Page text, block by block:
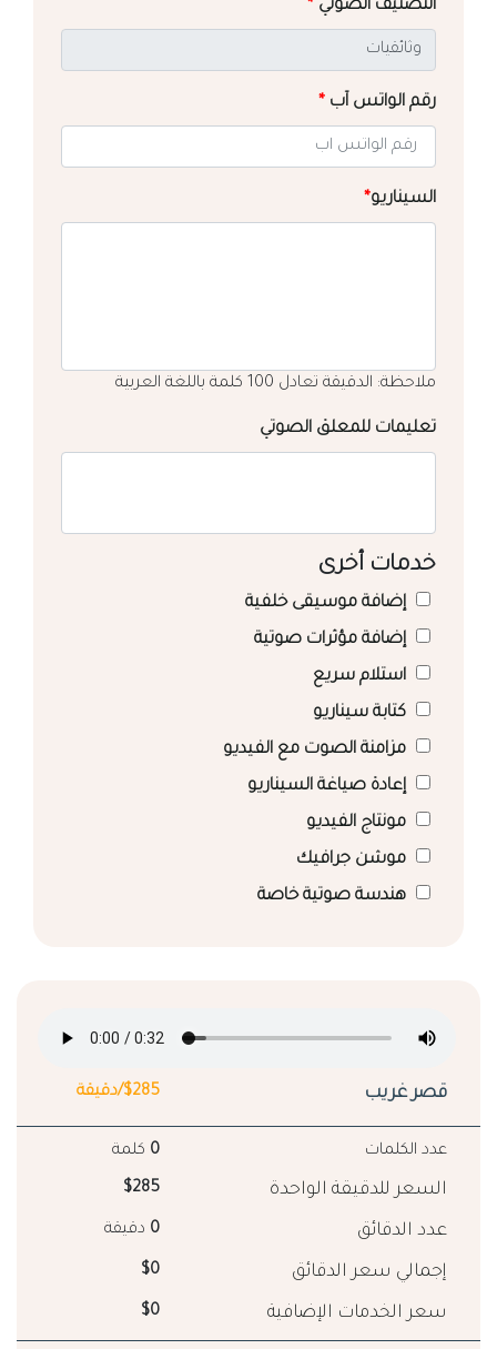
التصنيف الصوتي *
رقم الواتس آب *
السيناريو*
ملاحظة: الدقيقة تعادل 100 كلمة باللغة العربية
تعليمات للمعلق الصوتي
خدمات أخرى
إضافة موسيقى خلفية
إضافة مؤثرات صوتية
استلام سريع
كتابة سيناريو
مزامنة الصوت مع الفيديو
إعادة صياغة السيناريو
مونتاج الفيديو
موشن جرافيك
هندسة صوتية خاصة
قصر غريب $285/دقيقة
عدد الكلمات 0 كلمة
السعر للدقيقة الواحدة $285
عدد الدقائق 0 دقيقة
إجمالي سعر الدقائق $0
سعر الخدمات الإضافية $0